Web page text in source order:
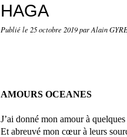
HAGA
Publié le 25 octobre 2019par Alain
AMOURS OCEANES
J’ai donné mon amour à
Et abreuvé mon cœur à leurs